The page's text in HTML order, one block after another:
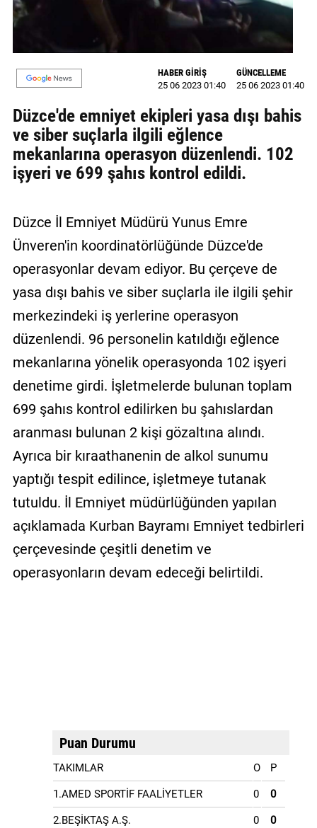
GALERİ
VİDEO
YAZARLAR
BİZE
ULAŞIN
Künye
İletişim
Gizlilik
Sözleşmesi
Kullanıcı
Sözleşmesi
HABER GİRİŞ
25 06 2023 01:40
GÜNCELLEME
25 06 2023 01:40
Düzce'de emniyet ekipleri yasa dışı bahis
ve siber suçlarla ilgili eğlence
mekanlarına operasyon düzenlendi. 102
işyeri ve 699 şahıs kontrol edildi.
Düzce İl Emniyet Müdürü Yunus Emre
Ünveren'in koordinatörlüğünde Düzce'de
operasyonlar devam ediyor. Bu çerçeve de
yasa dışı bahis ve siber suçlarla ile ilgili şehir
merkezindeki iş yerlerine operasyon
düzenlendi. 96 personelin katıldığı eğlence
mekanlarına yönelik operasyonda 102 işyeri
denetime girdi. İşletmelerde bulunan toplam
699 şahıs kontrol edilirken bu şahıslardan
aranması bulunan 2 kişi gözaltına alındı.
Ayrıca bir kıraathanenin de alkol sunumu
yaptığı tespit edilince, işletmeye tutanak
tutuldu. İl Emniyet müdürlüğünden yapılan
açıklamada Kurban Bayramı Emniyet tedbirleri
çerçevesinde çeşitli denetim ve
operasyonların devam edeceği belirtildi.
Puan Durumu
TAKIMLAR O P
1.AMED SPORTİF FAALİYETLER 0 0
2.BEŞİKTAŞ A.Ş. 0 0